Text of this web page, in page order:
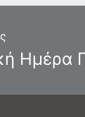
Ημέρα